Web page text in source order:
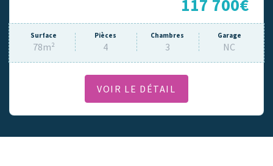
117 700€
Surface
78m²
Pièces
4
Chambres
3
Garage
NC
VOIR LE DÉTAIL